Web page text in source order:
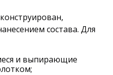
состава. Для
и выпирающие